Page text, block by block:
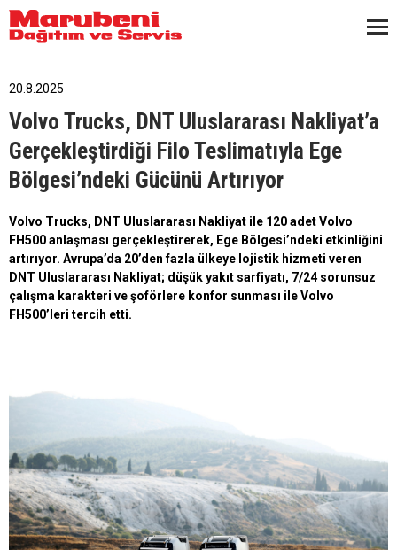
20.8.2025
Volvo Trucks, DNT Uluslararası Nakliyat’a
Gerçekleştirdiği Filo Teslimatıyla Ege
Bölgesi’ndeki Gücünü Artırıyor
Volvo Trucks, DNT Uluslararası Nakliyat ile 120 adet Volvo
FH500 anlaşması gerçekleştirerek, Ege Bölgesi’ndeki etkinliğini
artırıyor. Avrupa’da 20’den fazla ülkeye lojistik hizmeti veren
DNT Uluslararası Nakliyat; düşük yakıt sarfiyatı, 7/24 sorunsuz
çalışma karakteri ve şoförlere konfor sunması ile Volvo
FH500’leri tercih etti.